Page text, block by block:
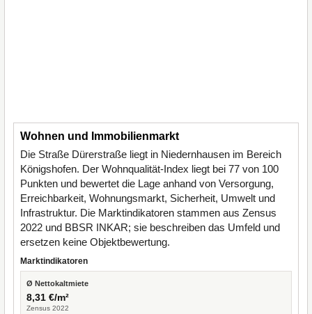
Wohnen und Immobilienmarkt
Die Straße Dürerstraße liegt in Niedernhausen im Bereich
Königshofen. Der Wohnqualität-Index liegt bei 77 von 100
Punkten und bewertet die Lage anhand von Versorgung,
Erreichbarkeit, Wohnungsmarkt, Sicherheit, Umwelt und
Infrastruktur. Die Marktindikatoren stammen aus Zensus
2022 und BBSR INKAR; sie beschreiben das Umfeld und
ersetzen keine Objektbewertung.
Marktindikatoren
Ø Nettokaltmiete
8,31 €/m²
Zensus 2022